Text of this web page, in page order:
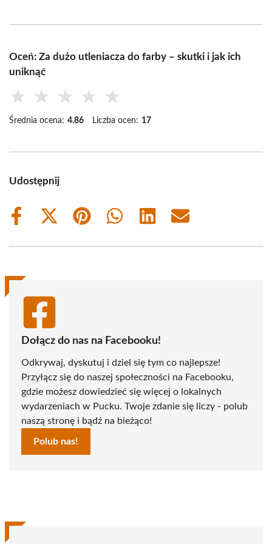
Oceń: Za dużo utleniacza do farby – skutki i jak ich
uniknąć
★ ★ ★ ★ ★
Średnia ocena: 4.86 Liczba ocen: 17
Udostępnij
Share
Share
(Twitter)
Share
Share
Share
Share
Dołącz do nas na Facebooku!
Odkrywaj, dyskutuj i dziel się tym co najlepsze!
Przyłącz się do naszej społeczności na Facebooku,
gdzie możesz dowiedzieć się więcej o lokalnych
wydarzeniach w Pucku. Twoje zdanie się liczy - polub
naszą stronę i bądź na bieżąco!
Polub nas!